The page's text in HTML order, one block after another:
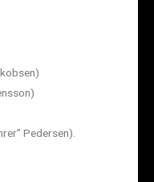
Pedersen).